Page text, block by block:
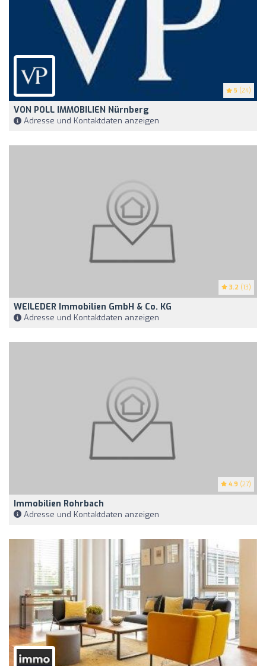
5 (24)
VON POLL IMMOBILIEN Nürnberg
Adresse und Kontaktdaten anzeigen
3.2 (13)
WEILEDER Immobilien GmbH & Co. KG
Adresse und Kontaktdaten anzeigen
4.9 (27)
Immobilien Rohrbach
Adresse und Kontaktdaten anzeigen